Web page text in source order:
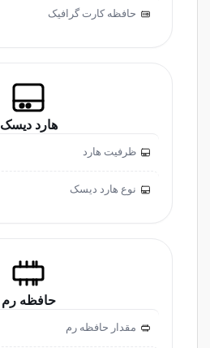
حافظه کارت گرافیک
هارد دیسک
ظرفیت هارد
نوع هارد دیسک
حافظه رم
مقدار حافظه رم